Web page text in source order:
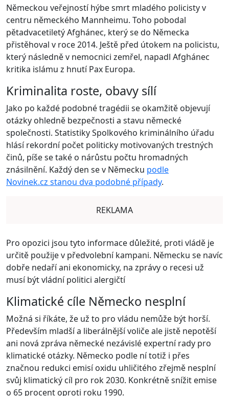
Německou veřejností hýbe smrt mladého policisty v
centru německého Mannheimu. Toho pobodal
pětadvacetiletý Afghánec, který se do Německa
přistěhoval v roce 2014. Ještě před útokem na policistu,
který následně v nemocnici zemřel, napadl Afghánec
kritika islámu z hnutí Pax Europa.
Kriminalita roste, obavy sílí
Jako po každé podobné tragédii se okamžitě objevují
otázky ohledně bezpečnosti a stavu německé
společnosti. Statistiky Spolkového kriminálního úřadu
hlásí rekordní počet politicky motivovaných trestných
činů, píše se také o nárůstu počtu hromadných
znásilnění. Každý den se v Německu podle
Novinek.cz stanou dva podobné případy.
REKLAMA
Pro opozici jsou tyto informace důležité, proti vládě je
určitě použije v předvolební kampani. Německu se navíc
dobře nedaří ani ekonomicky, na zprávy o recesi už
musí být vládní politici alergičtí
Klimatické cíle Německo nesplní
Možná si říkáte, že už to pro vládu nemůže být horší.
Především mladší a liberálnější voliče ale jistě nepotěší
ani nová zpráva německé nezávislé expertní rady pro
klimatické otázky. Německo podle ní totiž i přes
značnou redukci emisí oxidu uhličitého zřejmě nesplní
svůj klimatický cíl pro rok 2030. Konkrétně snížit emise
o 65 procent oproti roku 1990.